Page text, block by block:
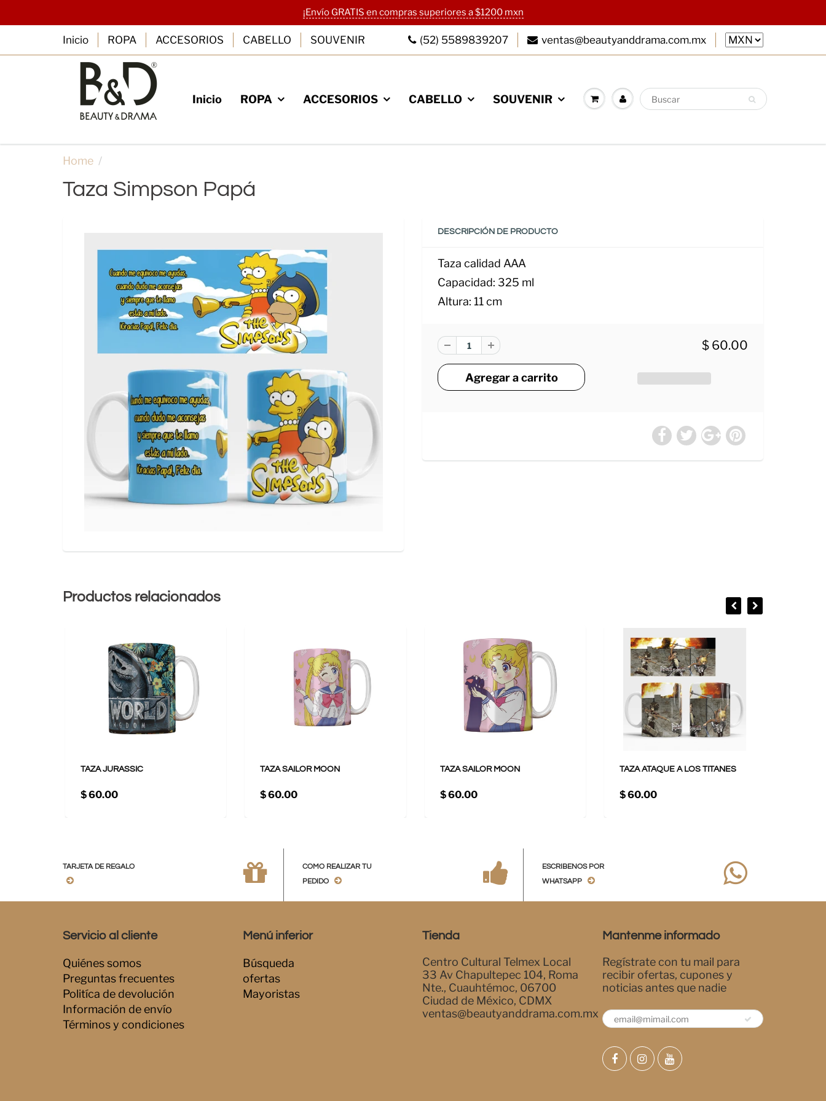
BOLETIN
RegÍstrate con tu mail para recibir ofertas
y cupones antes que nadie.
¡Envío GRATIS en compras superiores a $1200 mxn
Inicio ROPA ACCESORIOS CABELLO SOUVENIR (52) 5589839207 ventas@beautyanddrama.com.mx
Inicio ROPA ACCESORIOS CABELLO SOUVENIR
Home
Taza Simpson Papá
DESCRIPCIÓN DE PRODUCTO
Taza calidad AAA
Capacidad: 325 ml
Altura: 11 cm
$ 60.00
Productos relacionados
TAZA JURASSIC
$ 60.00
TAZA SAILOR MOON
$ 60.00
TAZA SAILOR MOON
$ 60.00
TAZA ATAQUE A LOS TITANES
$ 60.00
TARJETA DE REGALO
COMO REALIZAR TU
PEDIDO
ESCRIBENOS POR
WHATSAPP
Servicio al cliente
Quiénes somos
Preguntas frecuentes
Politíca de devolución
Información de envío
Términos y condiciones
Menú inferior
Búsqueda
ofertas
Mayoristas
Tienda
Centro Cultural Telmex Local
33 Av Chapultepec 104, Roma
Nte., Cuauhtémoc, 06700
Ciudad de México, CDMX
ventas@beautyanddrama.com.mx
Mantenme informado
Regístrate con tu mail para
recibir ofertas, cupones y
noticias antes que nadie